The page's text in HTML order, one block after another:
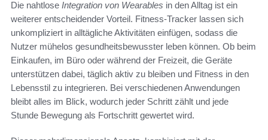
Die nahtlose Integration von Wearables in den Alltag ist ein
weiterer entscheidender Vorteil. Fitness-Tracker lassen sich
unkompliziert in alltägliche Aktivitäten einfügen, sodass die
Nutzer mühelos gesundheitsbewusster leben können. Ob beim
Einkaufen, im Büro oder während der Freizeit, die Geräte
unterstützen dabei, täglich aktiv zu bleiben und Fitness in den
Lebensstil zu integrieren. Bei verschiedenen Anwendungen
bleibt alles im Blick, wodurch jeder Schritt zählt und jede
Stunde Bewegung als Fortschritt gewertet wird.